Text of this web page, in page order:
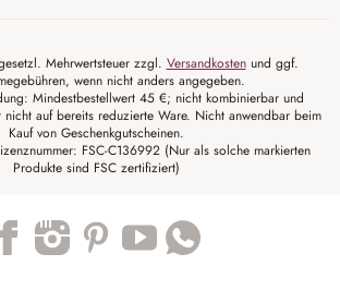
Mehrwertsteuer zzgl. Versandkostenund ggf.
wenn nicht anders angegeben.
Mindestbestellwert 45 €; nicht kombinierbar und
auf bereits reduzierte Ware. Nicht anwendbar beim
Kauf von Geschenkgutscheinen.
FSC-C136992 (Nur als solche markierten
Produkte sind FSC zertifiziert)